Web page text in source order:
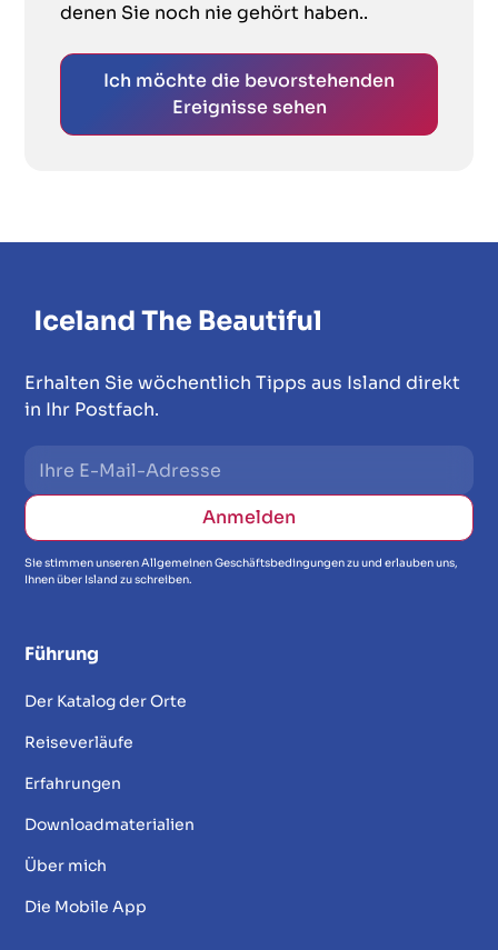
denen Sie noch nie gehört haben..
Ich möchte die bevorstehenden
Ereignisse sehen
Erhalten Sie wöchentlich Tipps aus Island direkt
in Ihr Postfach.
Sie stimmen unseren Allgemeinen Geschäftsbedingungen zu und erlauben uns,
Ihnen über Island zu schreiben.
Führung
Der Katalog der Orte
Reiseverläufe
Erfahrungen
Downloadmaterialien
Über mich
Die Mobile App